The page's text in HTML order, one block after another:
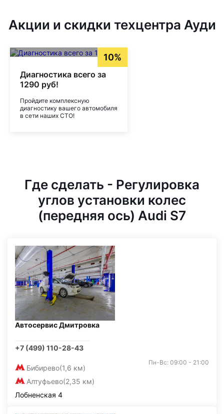
Акции и скидки техцентра Ауди
10%
Диагностика всего за
1290 руб!
Пройдите комплексную
диагностику вашего автомобиля
в сети наших СТО!
Где сделать - Регулировка
углов установки колес
(передняя ось) Audi S7
Автосервис Дмитровка
+7 (499) 110-28-43
Бибирево(1,6 км)
Алтуфьево(2,35 км)
Пн-Вс: 09:00 - 21:00
Лобненская 4